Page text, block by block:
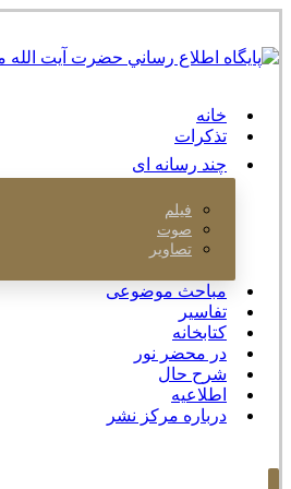
خانه
تذکرات
چند رسانه ای
فیلم
صوت
تصاویر
مباحث موضوعی
تفاسیر
کتابخانه
در محضر نور
شرح حال
اطلاعیه
درباره مرکز نشر